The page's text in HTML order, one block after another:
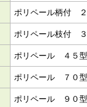
ポリペール柄付
ポリペール枝付
ポリペール ４５
ポリペール ７０
ポリペール ９０